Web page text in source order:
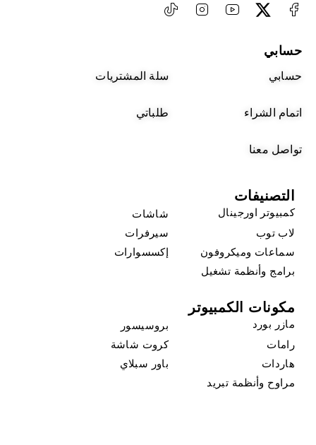
حسابي
حسابي سلة المشتريات
اتمام الشراء طلباتي
تواصل معنا
التصنيفات
كمبيوتر اورجينال
شاشات
لاب توب
سيرفرات
سماعات وميكروفون
إكسسوارات
برامج وأنظمة تشغيل
مكونات الكمبيوتر
مازر بورد
بروسيسور
رامات
كروت شاشة
هاردات
باور سبلاي
مراوح وأنظمة تبريد